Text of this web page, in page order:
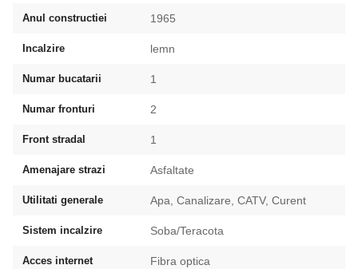
Anul constructiei 1965
Incalzire lemn
Numar bucatarii 1
Numar fronturi 2
Front stradal 1
Amenajare strazi Asfaltate
Utilitati generale Apa, Canalizare, CATV, Curent
Sistem incalzire Soba/Teracota
Acces internet Fibra optica